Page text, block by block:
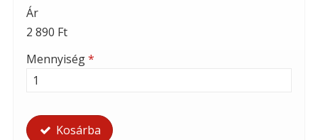
Ár
2 890 Ft
Mennyiség*
Kosárba